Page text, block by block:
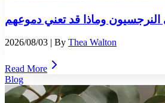
وماذا قد تعني دموعهم
2026/08/03 | By Thea Walton
Read More
Blog